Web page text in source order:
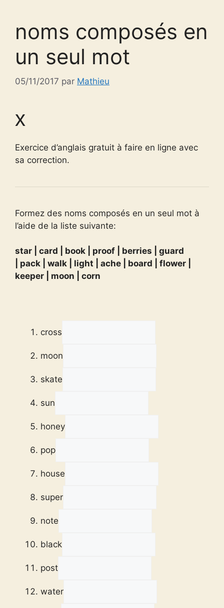
noms composés en
un seul mot
05/11/2017 par Mathieu
x
Exercice d’anglais gratuit à faire en ligne avec
sa correction.
Formez des noms composés en un seul mot à
l’aide de la liste suivante:
star | card | book | proof | berries | guard
| pack | walk | light | ache | board | flower |
keeper | moon | corn
cross
moon
skate
sun
honey
pop
house
super
note
black
post
water